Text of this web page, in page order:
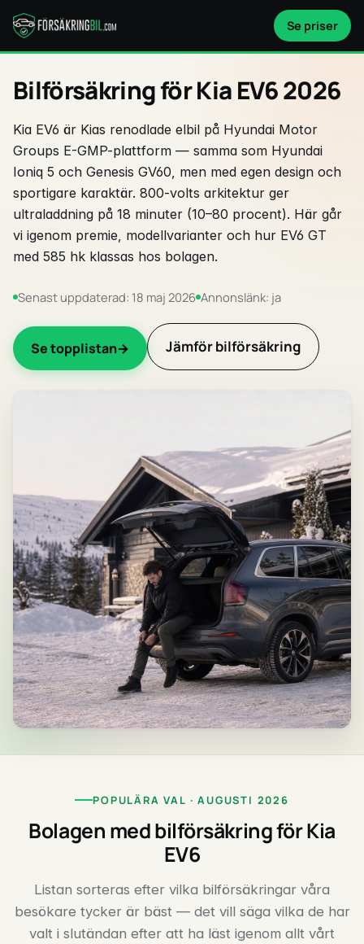
Se priser
Bilförsäkring för Kia EV6 2026
Kia EV6 är Kias renodlade elbil på Hyundai Motor
Groups E-GMP-plattform — samma som Hyundai
Ioniq 5 och Genesis GV60, men med egen design och
sportigare karaktär. 800-volts arkitektur ger
ultraladdning på 18 minuter (10–80 procent). Här går
vi igenom premie, modellvarianter och hur EV6 GT
med 585 hk klassas hos bolagen.
Senast uppdaterad: 18 maj 2026 Annonslänk: ja
Se topplistan Jämför bilförsäkring
POPULÄRA VAL · AUGUSTI 2026
Bolagen med bilförsäkring för Kia
EV6
Listan sorteras efter vilka bilförsäkringar våra
besökare tycker är bäst — det vill säga vilka de har
valt i slutändan efter att ha läst igenom allt vårt